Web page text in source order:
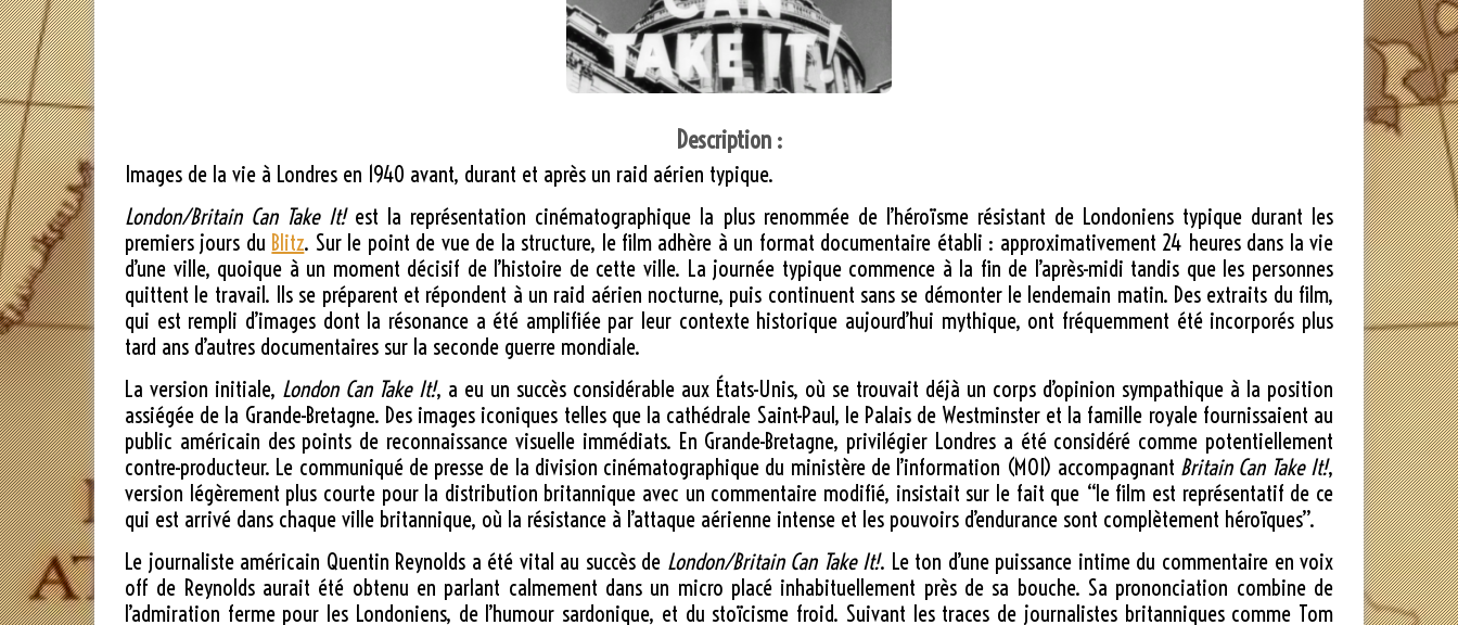
Description :
Images de la vie à Londres en 1940 avant, durant et après un raid aérien typique.
London/Britain Can Take It!est la représentation cinématographique la plus renommée de l’héroïsme résistant de Londoniens typique durant les
premiers jours du Blitz. Sur le point de vue de la structure, le film adhère à un format documentaire établi : approximativement 24 heures dans la vie
d’une ville, quoique à un moment décisif de l’histoire de cette ville. La journée typique commence à la fin de l’après-midi tandis que les personnes
quittent le travail. Ils se préparent et répondent à un raid aérien nocturne, puis continuent sans se démonter le lendemain matin. Des extraits du film,
qui est rempli d’images dont la résonance a été amplifiée par leur contexte historique aujourd’hui mythique, ont fréquemment été incorporés plus
tard ans d’autres documentaires sur la seconde guerre mondiale.
La version initiale, London Can Take It!, a eu un succès considérable aux États-Unis, où se trouvait déjà un corps d’opinion sympathique à la position
assiégée de la Grande-Bretagne. Des images iconiques telles que la cathédrale Saint-Paul, le Palais de Westminster et la famille royale fournissaient au
public américain des points de reconnaissance visuelle immédiats. En Grande-Bretagne, privilégier Londres a été considéré comme potentiellement
contre-producteur. Le communiqué de presse de la division cinématographique du ministère de l’information (MOI) accompagnant Britain Can Take It!,
version légèrement plus courte pour la distribution britannique avec un commentaire modifié, insistait sur le fait que “le film est représentatif de ce
qui est arrivé dans chaque ville britannique, où la résistance à l’attaque aérienne intense et les pouvoirs d’endurance sont complètement héroïques”.
Le journaliste américain Quentin Reynolds a été vital au succès de London/Britain Can Take It!. Le ton d’une puissance intime du commentaire en voix
off de Reynolds aurait été obtenu en parlant calmement dans un micro placé inhabituellement près de sa bouche. Sa prononciation combine de
l’admiration ferme pour les Londoniens, de l’humour sardonique, et du stoïcisme froid. Suivant les traces de journalistes britanniques comme Tom